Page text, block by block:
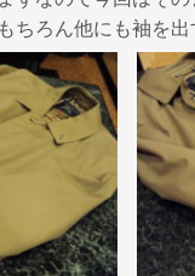
ちろん他にも袖を出